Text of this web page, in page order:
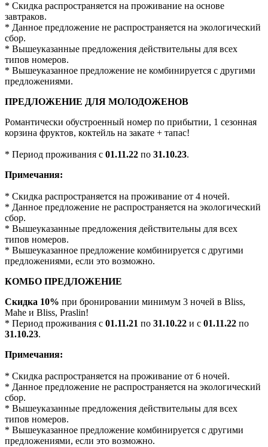
* Скидка распространяется на проживание на основе
завтраков.
* Данное предложение не распространяется на экологический
сбор.
* Вышеуказанные предложения действительны для всех
типов номеров.
* Вышеуказанное предложение не комбинируется с другими
предложениями.
ПРЕДЛОЖЕНИЕ ДЛЯ МОЛОДОЖЕНОВ
Романтически обустроенный номер по прибытии, 1 сезонная
корзина фруктов, коктейль на закате + тапас!
* Период проживания с 01.11.22 по 31.10.23.
Примечания:
* Скидка распространяется на проживание от 4 ночей.
* Данное предложение не распространяется на экологический
сбор.
* Вышеуказанные предложения действительны для всех
типов номеров.
* Вышеуказанное предложение комбинируется с другими
предложениями, если это возможно.
КОМБО ПРЕДЛОЖЕНИЕ
Скидка 10% при бронировании минимум 3 ночей в Bliss,
Mahe и Bliss, Praslin!
* Период проживания с 01.11.21 по 31.10.22 и с 01.11.22 по
31.10.23.
Примечания:
* Скидка распространяется на проживание от 6 ночей.
* Данное предложение не распространяется на экологический
сбор.
* Вышеуказанные предложения действительны для всех
типов номеров.
* Вышеуказанное предложение комбинируется с другими
предложениями, если это возможно.